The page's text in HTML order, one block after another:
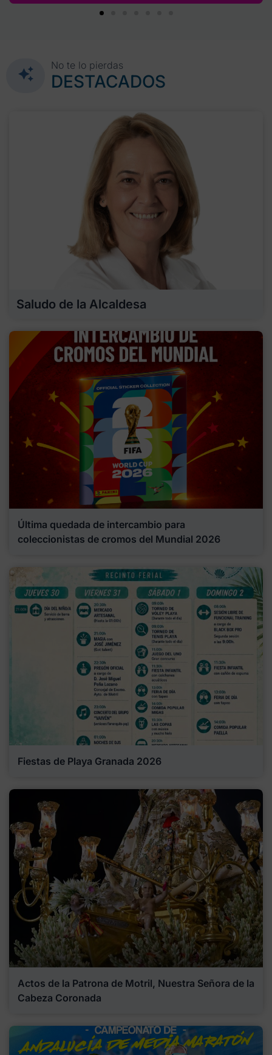
No te lo pierdas
DESTACADOS
Saludo de la Alcaldesa
Última quedada de intercambio para
coleccionistas de cromos del Mundial 2026
Fiestas de Playa Granada 2026
Actos de la Patrona de Motril, Nuestra Señora de la
Cabeza Coronada